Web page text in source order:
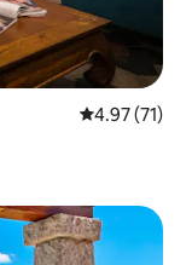
Calificación
4.97 (71)